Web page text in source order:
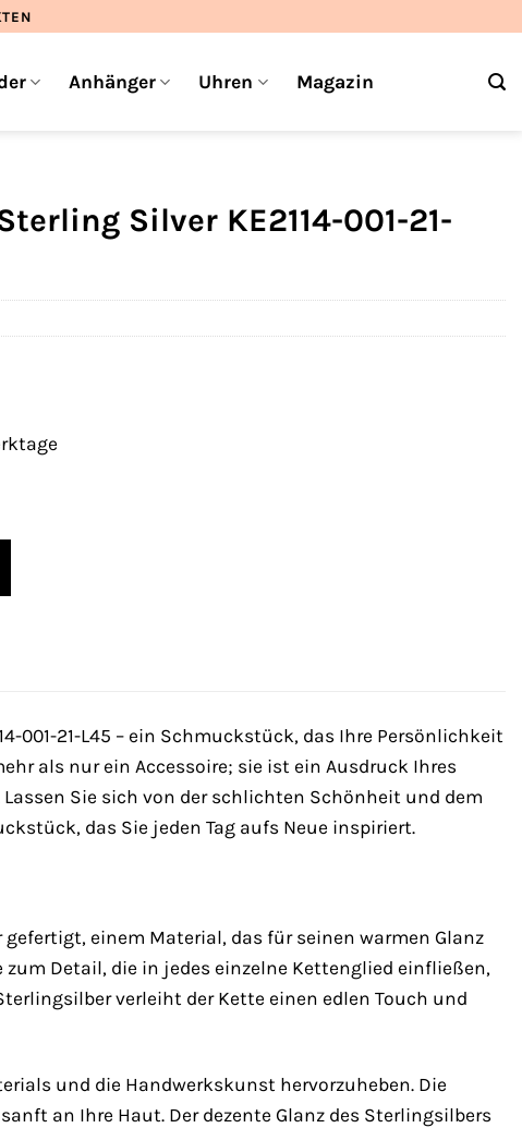
Anhänger Uhren Magazin
Silver KE2114-001-21-
001-21-L45 – ein Schmuckstück, das Ihre Persönlichkeit
als nur ein Accessoire; sie ist ein Ausdruck Ihres
Sie sich von der schlichten Schönheit und dem
das Sie jeden Tag aufs Neue inspiriert.
gefertigt, einem Material, das für seinen warmen Glanz
Detail, die in jedes einzelne Kettenglied einfließen,
verleiht der Kette einen edlen Touch und
und die Handwerkskunst hervorzuheben. Die
an Ihre Haut. Der dezente Glanz des Sterlingsilbers